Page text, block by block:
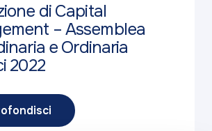
di Capital
– Assemblea
e Ordinaria
2022